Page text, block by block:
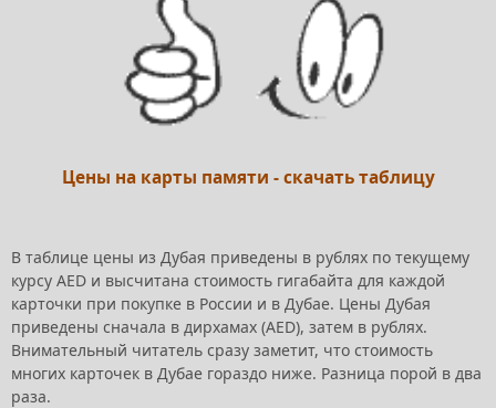
Цены на карты памяти - скачать таблицу
В таблице цены из Дубая приведены в рублях по текущему
курсу AED и высчитана стоимость гигабайта для каждой
карточки при покупке в России и в Дубае. Цены Дубая
приведены сначала в дирхамах (AED), затем в рублях.
Внимательный читатель сразу заметит, что стоимость
многих карточек в Дубае гораздо ниже. Разница порой в два
раза.